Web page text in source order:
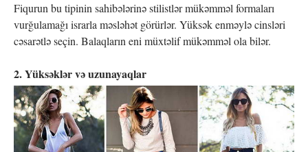
Fiqurun bu tipinin sahibələrinə stilistlər mükəmməl formaları
vurğulamağı israrla məsləhət görürlər. Yüksək enməylə cinsləri
cəsarətlə seçin. Balaqların eni müxtəlif mükəmməl ola bilər.
2. Yüksəklər və uzunayaqlar